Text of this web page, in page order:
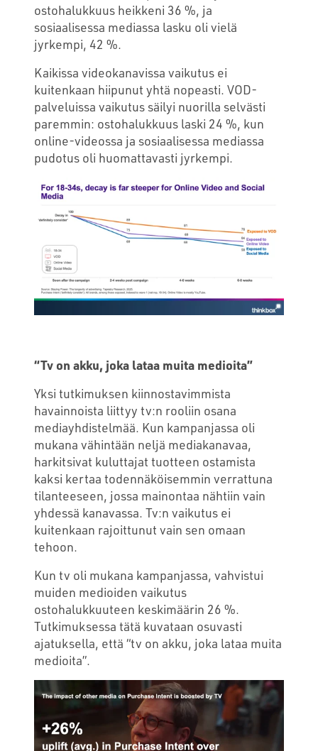
ostohalukkuus heikkeni 36 %, ja
sosiaalisessa mediassa lasku oli vielä
jyrkempi, 42 %.
Kaikissa videokanavissa vaikutus ei
kuitenkaan hiipunut yhtä nopeasti. VOD-
palveluissa vaikutus säilyi nuorilla selvästi
paremmin: ostohalukkuus laski 24 %, kun
online-videossa ja sosiaalisessa mediassa
pudotus oli huomattavasti jyrkempi.
“Tv on akku, joka lataa muita medioita”
Yksi tutkimuksen kiinnostavimmista
havainnoista liittyy tv:n rooliin osana
mediayhdistelmää. Kun kampanjassa oli
mukana vähintään neljä mediakanavaa,
harkitsivat kuluttajat tuotteen ostamista
kaksi kertaa todennäköisemmin verrattuna
tilanteeseen, jossa mainontaa nähtiin vain
yhdessä kanavassa. Tv:n vaikutus ei
kuitenkaan rajoittunut vain sen omaan
tehoon.
Kun tv oli mukana kampanjassa, vahvistui
muiden medioiden vaikutus
ostohalukkuuteen keskimäärin 26 %.
Tutkimuksessa tätä kuvataan osuvasti
ajatuksella, että “tv on akku, joka lataa muita
medioita”.